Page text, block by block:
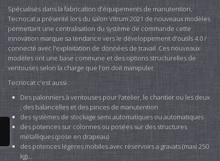
Spécialisés dans la fabrication d'équipements de manutention,
Tecnocat a présenté lors du salon Vitrum 2021 de nouveaux modèles
permettant une centralisation du système de commande cette
innovation marque sa tendance vers le développement d'outils 4.0 /
connecté avec l'exploitation de données de travail .Ces nouveaux
modèles ont une base commune et des options structurelles de
ventouses selon la charge que l'on doit manipuler.
Tecnocat c'est aussi :
Des palonniers à ventouses pour l'atelier, le chantier ou les deux
; des balancelles et des pinces de manutention
des systèmes de stockage semi automatiques ou automatiques
des potences sur colonnes ou posées sur des structures
métalliques (pose en drapeau)
des potences légères mobiles avec réservoirs a gravats (maxi 250
kg)...